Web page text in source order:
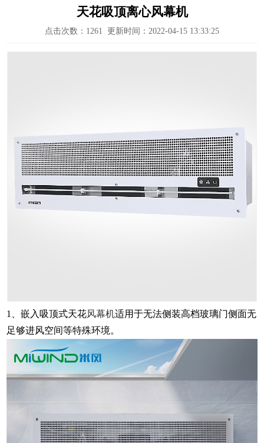
天花吸顶离心风幕机
点击次数： 1261 更新时间：2022-04-15 13:33:25
1、嵌入吸顶式天花风幕机适用于无法侧装高档玻璃门侧面无
足够进风空间等特殊环境。